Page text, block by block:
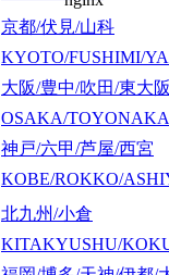
京都/伏見/山科
KYOTO/FUSHIMI/
大阪/豊中/吹田/東大
OSAKA/
神戸/六甲/芦屋/西宮
KOBE/ROKKO/
北九州/小倉
KITAKYUSHU/